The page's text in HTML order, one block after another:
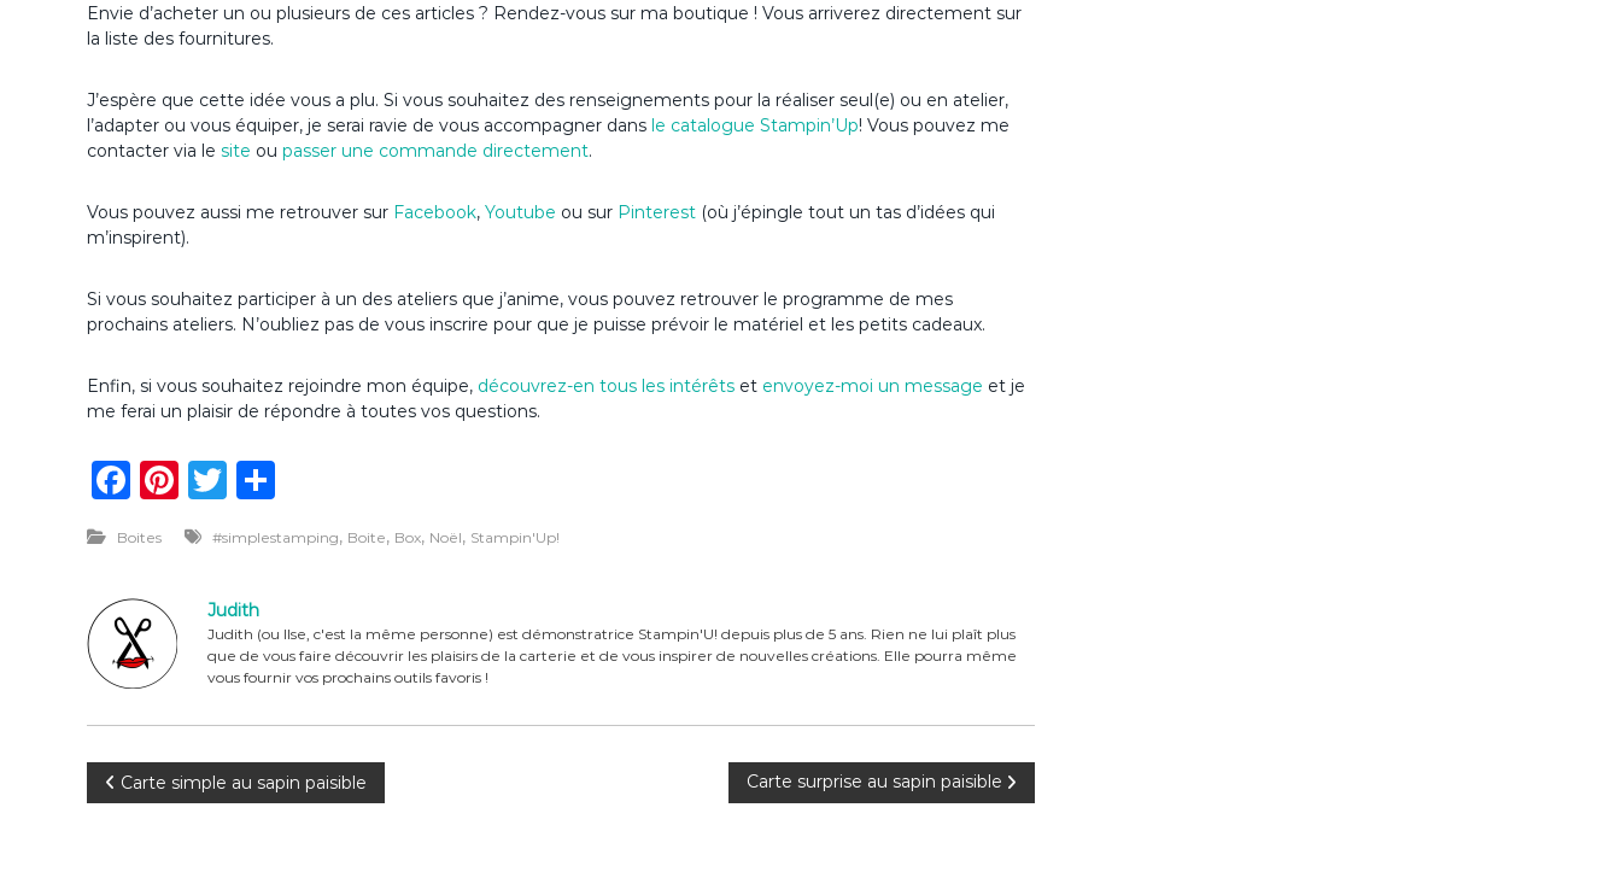
Envie d’acheter un ou plusieurs de ces articles ? Rendez-vous sur ma boutique ! Vous arriverez directement sur
la liste des fournitures.
J’espère que cette idée vous a plu. Si vous souhaitez des renseignements pour la réaliser seul(e) ou en atelier,
l’adapter ou vous équiper, je serai ravie de vous accompagner dans le catalogue Stampin’Up! Vous pouvez me
contacter via le site ou passer une commande directement.
Vous pouvez aussi me retrouver sur Facebook, Youtube ou sur Pinterest (où j’épingle tout un tas d’idées qui
m’inspirent).
Si vous souhaitez participer à un des ateliers que j’anime, vous pouvez retrouver le programme de mes
prochains ateliers. N’oubliez pas de vous inscrire pour que je puisse prévoir le matériel et les petits cadeaux.
Enfin, si vous souhaitez rejoindre mon équipe, découvrez-en tous les intérêts et envoyez-moi un message et je
me ferai un plaisir de répondre à toutes vos questions.
F
c
e
b
o
k
Pi
n
te
re
st
T
it
te
r
ta
er
Boites #simplestamping, Boite, Box, Noël, Stampin'Up!
Judith
Judith (ou Ilse, c'est la même personne) est démonstratrice Stampin'U! depuis plus de 5 ans. Rien ne lui plaît plus
que de vous faire découvrir les plaisirs de la carterie et de vous inspirer de nouvelles créations. Elle pourra même
vous fournir vos prochains outils favoris !
N Carte simple au sapin paisible Carte surprise au sapin paisible